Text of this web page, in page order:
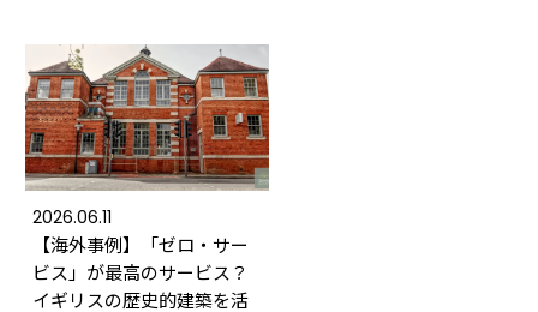
2026.06.11
【海外事例】「ゼロ・サー
ビス」が最高のサービス？
イギリスの歴史的建築を活